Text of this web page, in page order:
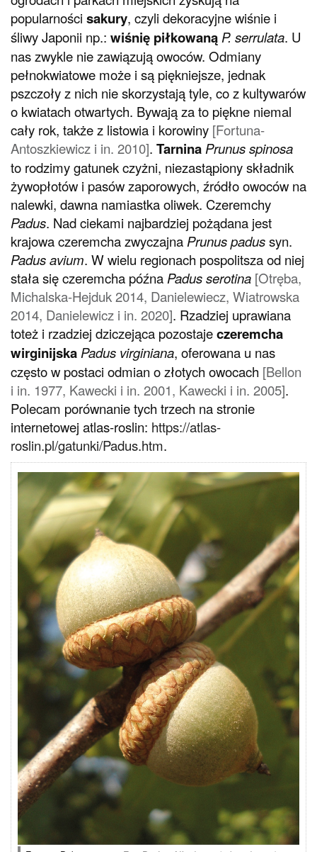
popularności sakury, czyli dekoracyjne wiśnie i
śliwy Japonii np.: wiśnię piłkowaną P. serrulata. U
nas zwykle nie zawiązują owoców. Odmiany
pełnokwiatowe może i są piękniejsze, jednak
pszczoły z nich nie skorzystają tyle, co z kultywarów
o kwiatach otwartych. Bywają za to piękne niemal
cały rok, także z listowia i korowiny [Fortuna-
Antoszkiewicz i in. 2010]. Tarnina Prunus spinosa
to rodzimy gatunek czyżni, niezastąpiony składnik
żywopłotów i pasów zaporowych, źródło owoców na
nalewki, dawna namiastka oliwek. Czeremchy
Padus. Nad ciekami najbardziej pożądana jest
krajowa czeremcha zwyczajna Prunus padussyn.
Padus avium. W wielu regionach pospolitsza od niej
stała się czeremcha późna Padus serotina [Otręba,
Michalska-Hejduk 2014, Danielewiecz, Wiatrowska
2014, Danielewicz i in. 2020]. Rzadziej uprawiana
toteż i rzadziej dziczejąca pozostajeczeremcha
wirginijska Padus virginiana, oferowana u nas
często w postaci odmian o złotych owocach [Bellon
i in. 1977, Kawecki i in. 2001, Kawecki i in. 2005].
Polecam porównanie tych trzech na stronie
internetowej atlas-roslin: https://atlas-
roslin.pl/gatunki/Padus.htm.